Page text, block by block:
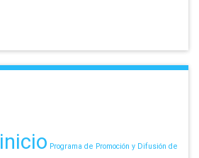
inicio Programa de Promoción y Difusión de